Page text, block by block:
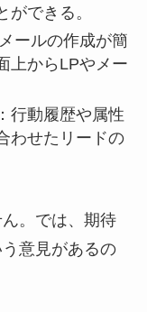
ができる。
ールの作成が簡
上からLPやメー
行動履歴や属性
わせたリードの
。では、期待
意見があるの